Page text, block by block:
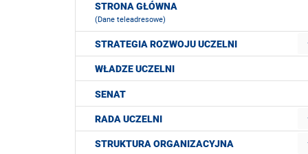
STRONA GŁÓWNA
(Dane teleadresowe)
STRATEGIA ROZWOJU UCZELNI
WŁADZE UCZELNI
SENAT
RADA UCZELNI
STRUKTURA ORGANIZACYJNA